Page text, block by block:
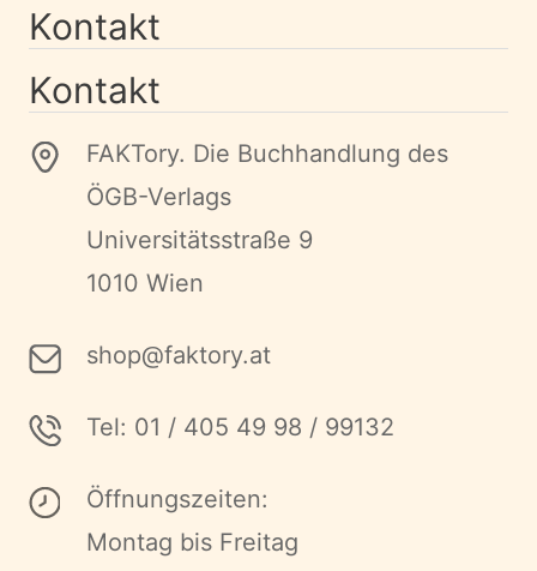
Kontakt
Kontakt
FAKTory. Die Buchhandlung des
ÖGB-Verlags
Universitätsstraße 9
1010 Wien
shop@faktory.at
Tel: 01 / 405 49 98 / 99132
Öffnungszeiten:
Montag bis Freitag